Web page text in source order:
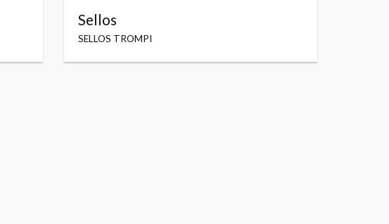
Sellos
SELLOS TROMPI